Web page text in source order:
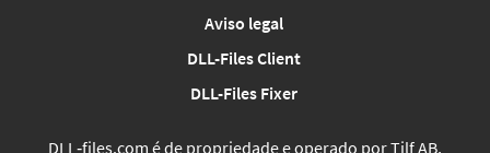
Aviso legal
DLL-Files Client
DLL-Files Fixer
DLL‑files.com é de propriedade e operado por Tilf AB,